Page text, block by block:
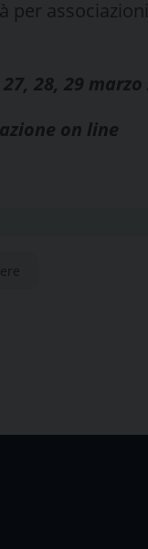
28, 29
on line